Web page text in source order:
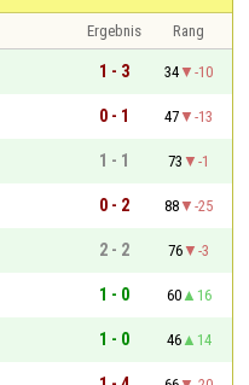
Ergebnis
Rang
1 - 3 34
-10
0 - 1 47
-13
1 - 1 73
-1
0 - 2 88
-25
2 - 2 76
-3
1 - 0 60
16
1 - 0 46
14